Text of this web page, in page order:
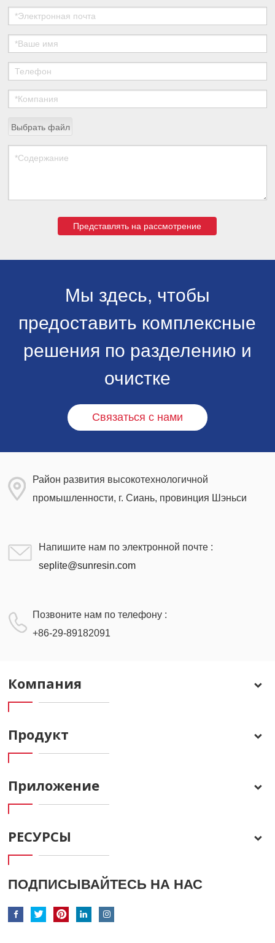
Выбрать файл
Представлять на рассмотрение
Мы здесь, чтобы
предоставить комплексные
решения по разделению и
очистке
Связаться с нами
Район развития высокотехнологичной
промышленности, г. Сиань, провинция Шэньси
Напишите нам по электронной почте :
seplite@sunresin.com
Позвоните нам по телефону :
+86-29-89182091
Компания
Продукт
Приложение
РЕСУРСЫ
ПОДПИСЫВАЙТЕСЬ НА НАС